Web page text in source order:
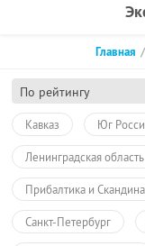
По рейтингу
Главная
Кавказ Юг
Ленинградская область
Прибалтика и
Санкт-Петербург